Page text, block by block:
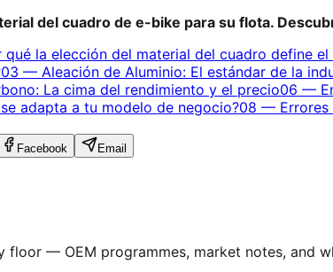
del cuadro de e-bike para su flota.
qué la elección del material del cuadro define
03 — Aleación de Aluminio: El estándar de la
La cima del rendimiento y el precio06 —
adapta a tu modelo de negocio?08 —
Facebook Email
floor — OEM programmes, market notes, and